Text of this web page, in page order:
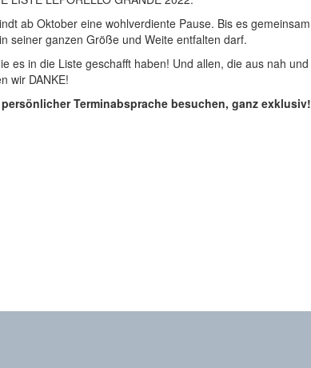
ab Oktober eine wohlverdiente Pause. Bis es gemeinsam
seiner ganzen Größe und Weite entfalten darf.
es in die Liste geschafft haben! Und allen, die aus nah und
wir DANKE!
Terminabsprache besuchen, ganz exklusiv!